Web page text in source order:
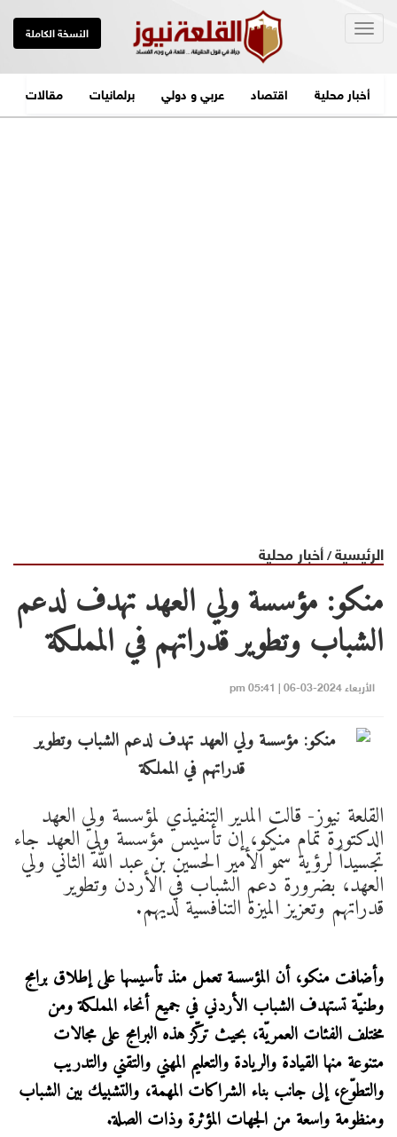
النسخة الكاملة
أخبار محلية اقتصاد عربي و دولي برلمانيات مقالات
الرئيسية/أخبار محلية
منكو: مؤسسة ولي العهد تهدف لدعم
الشباب وتطوير قدراتهم في المملكة
الأربعاء 2024-03-06 | 05:41 pm
القلعة نيوز- قالت المدير التنفيذي لمؤسسة ولي العهد
الدكتورة تمام منكو، إن تأسيس مؤسسة ولي العهد جاء
تجسيداً لرؤية سموّ الأمير الحسين بن عبد الله الثاني ولي
العهد، بضرورة دعم الشباب في الأردن وتطوير
قدراتهم وتعزيز الميزة التنافسية لديهم.
وأضافت منكو، أن المؤسسة تعمل منذ تأسيسها على إطلاق برامج
وطنيّة تستهدف الشباب الأردني في جميع أنحاء المملكة ومن
مختلف الفئات العمريّة، بحيث تركّز هذه البرامج على مجالات
متنوعة منها القيادة والريادة والتعليم المهني والتقني والتدريب
والتطوّع، إلى جانب بناء الشراكات المهمة، والتشبيك بين الشباب
ومنظومة واسعة من الجهات المؤثرة وذات الصلة.